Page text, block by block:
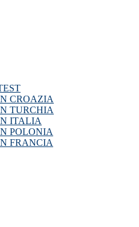
CROAZIA
TURCHIA
ITALIA
POLONIA
FRANCIA